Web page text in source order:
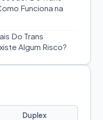
Funciona na
Do Trans
Algum Risco?
Duplex